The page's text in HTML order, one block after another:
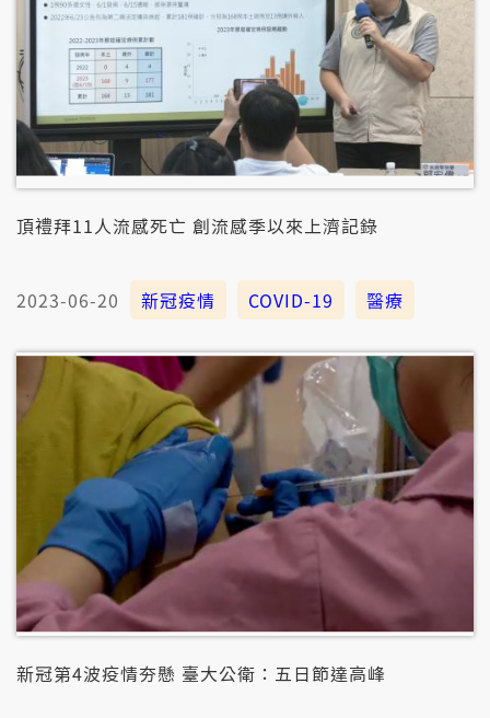
頂禮拜11人流感死亡 創流感季以來上濟記錄
2023-06-20 新冠疫情 COVID-19 醫療
新冠第4波疫情夯懸 臺大公衛：五日節達高峰